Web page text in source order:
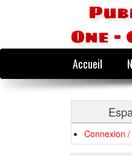
One -
Accueil
Connexion